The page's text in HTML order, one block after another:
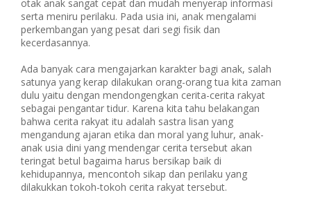
otak anak sangat cepat dan mudah menyerap informasi
serta meniru perilaku. Pada usia ini, anak mengalami
perkembangan yang pesat dari segi fisik dan
kecerdasannya.
Ada banyak cara mengajarkan karakter bagi anak, salah
satunya yang kerap dilakukan orang-orang tua kita zaman
dulu yaitu dengan mendongengkan cerita-cerita rakyat
sebagai pengantar tidur. Karena kita tahu belakangan
bahwa cerita rakyat itu adalah sastra lisan yang
mengandung ajaran etika dan moral yang luhur, anak-
anak usia dini yang mendengar cerita tersebut akan
teringat betul bagaima harus bersikap baik di
kehidupannya, mencontoh sikap dan perilaku yang
dilakukkan tokoh-tokoh cerita rakyat tersebut.